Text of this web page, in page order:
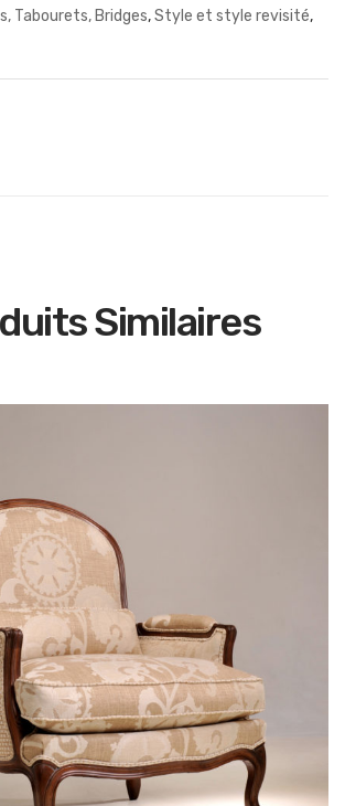
Tabourets, Bridges,Style et style revisité,
Similaires